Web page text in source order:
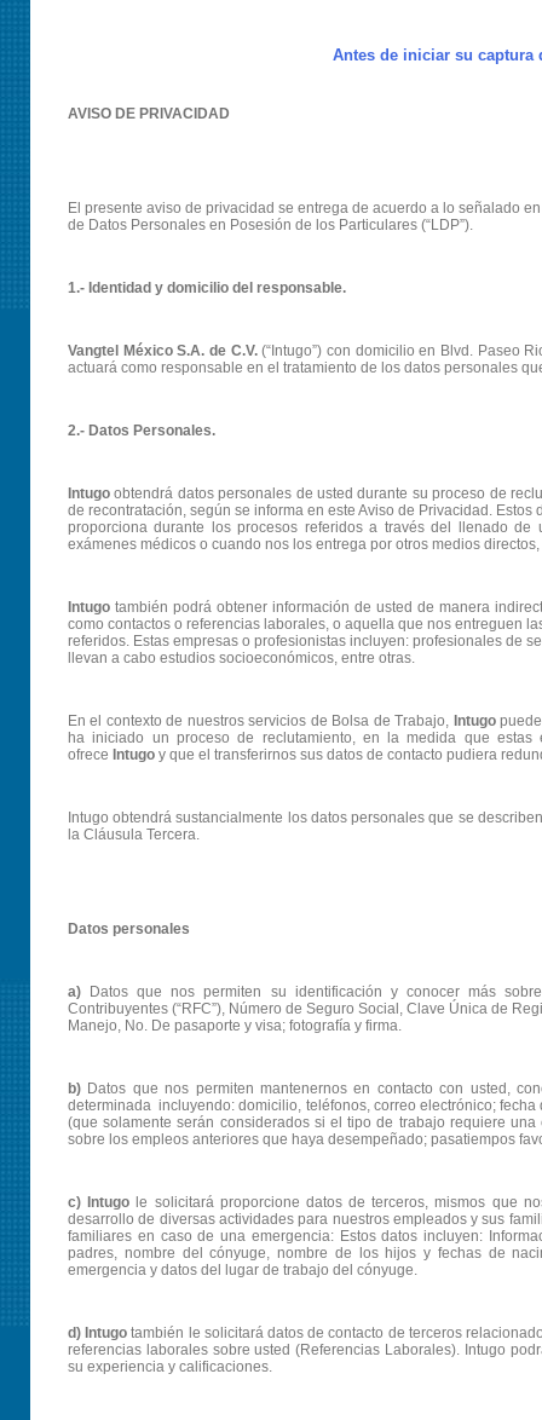
Antes de iniciar su captura
AVISO DE PRIVACIDAD
El presente aviso de privacidad se entrega de acuerdo a lo señalado
de Datos Personales en Posesión de los Particulares (“LDP”).
1.- Identidad y domicilio del responsable.
Vangtel México S.A. de C.V.(“Intugo”) con domicilio en Blvd. Paseo
actuará como responsable en el tratamiento de los datos personales
2.- Datos Personales.
Intugoobtendrá datos personales de usted durante su proceso de
de recontratación, según se informa en este Aviso de Privacidad.
proporciona durante los procesos referidos a través del llenado
exámenes médicos o cuando nos los entrega por otros medios
Intugo también podrá obtener información de usted de manera
como contactos o referencias laborales, o aquella que nos entreguen
referidos. Estas empresas o profesionistas incluyen: profesionales de
llevan a cabo estudios socioeconómicos, entre otras.
En el contexto de nuestros servicios de Bolsa de Trabajo, Intugopuede
ha iniciado un proceso de reclutamiento, en la medida que
ofrece Intugo y que el transferirnos sus datos de contacto pudiera
Intugo obtendrá sustancialmente los datos personales que se
la Cláusula Tercera.
Datos personales
a)
Datos que nos permiten su identificación y conocer más
Contribuyentes (“RFC”), Número de Seguro Social, Clave Única de
Manejo, No. De pasaporte y visa; fotografía y firma.
b) Datos que nos permiten mantenernos en contacto con usted,
determinada incluyendo: domicilio, teléfonos, correo electrónico;
(que solamente serán considerados si el tipo de trabajo requiere
sobre los empleos anteriores que haya desempeñado; pasatiempos
c) Intugo le solicitará proporcione datos de terceros, mismos que
desarrollo de diversas actividades para nuestros empleados y sus
familiares en caso de una emergencia: Estos datos incluyen:
padres, nombre del cónyuge, nombre de los hijos y fechas de
emergencia y datos del lugar de trabajo del cónyuge.
d) Intugo también le solicitará datos de contacto de terceros
referencias laborales sobre usted (Referencias Laborales). Intugo
su experiencia y calificaciones.